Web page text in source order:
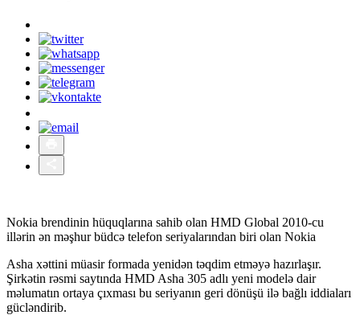
Nokia brendinin hüquqlarına sahib olan HMD Global 2010-cu
illərin ən məşhur büdcə telefon seriyalarından biri olan Nokia
Asha xəttini müasir formada yenidən təqdim etməyə hazırlaşır.
Şirkətin rəsmi saytında HMD Asha 305 adlı yeni modelə dair
məlumatın ortaya çıxması bu seriyanın geri dönüşü ilə bağlı iddiaları
gücləndirib.